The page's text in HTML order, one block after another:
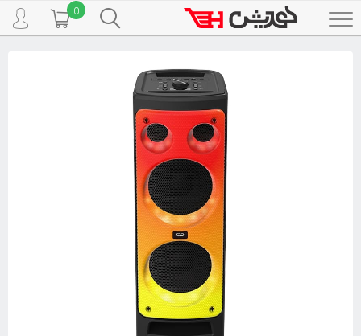
Toggle
navigation
0
اسپیکر بلوتوثی سیلیکون پاور BS92